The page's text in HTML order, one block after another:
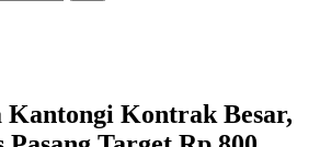
Kantongi Kontrak Besar,